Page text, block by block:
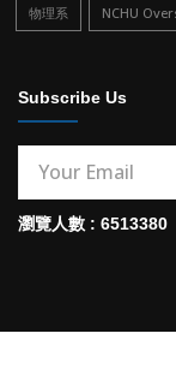
物理系 NCHU
Subscribe Us
瀏覽人數 : 6513380